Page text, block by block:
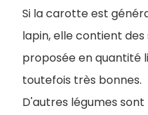
Si la carotte est
lapin, elle contient
proposée en quantité
toutefois très bonnes.
D'autres légumes